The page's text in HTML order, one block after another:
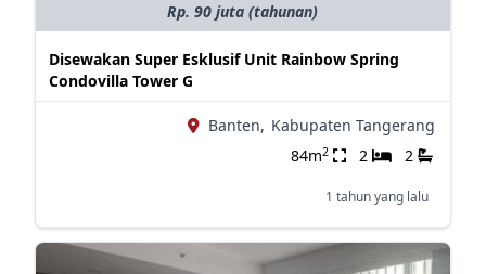
Rp. 90 juta (tahunan)
Disewakan Super Esklusif Unit Rainbow Spring
Condovilla Tower G
Banten, Kabupaten Tangerang
84m2 2 2
1 tahun yang lalu